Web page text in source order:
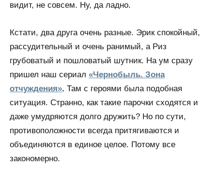
видит, не совсем. Ну, да ладно.
Кстати, два друга очень разные. Эрик спокойный,
рассудительный и очень ранимый, а Риз
грубоватый и пошловатый шутник. На ум сразу
пришел наш сериал «Чернобыль. Зона
отчуждения». Там с героями была подобная
ситуация. Странно, как такие парочки сходятся и
даже умудряются долго дружить? Но по сути,
противоположности всегда притягиваются и
объединяются в единое целое. Потому все
закономерно.